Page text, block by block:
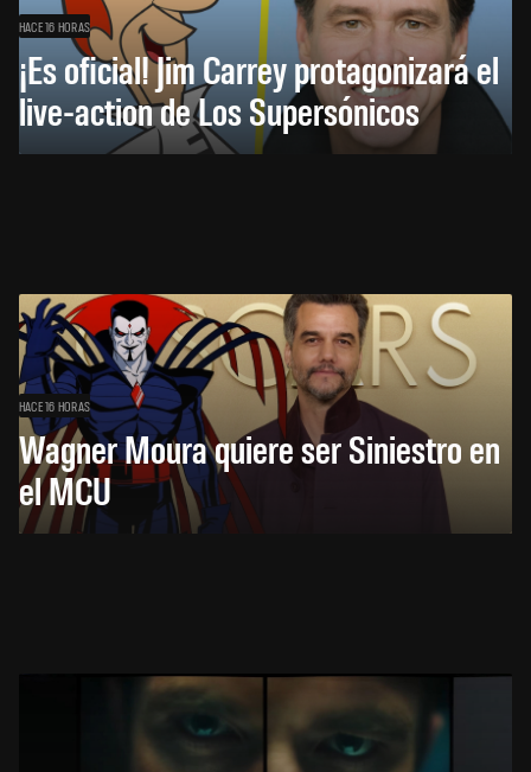
HACE 16 HORAS
¡Es oficial! Jim Carrey protagonizará el
live-action de Los Supersónicos
HACE 16 HORAS
Wagner Moura quiere ser Siniestro en
el MCU